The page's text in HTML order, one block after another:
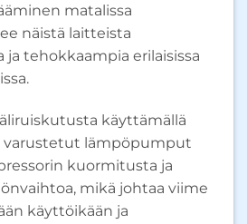
matalissa
näistä laitteista
tehokkaampia erilaisissa
käyttämällä
varustetut lämpöpumput
kuormitusta ja
mikä johtaa viime
käyttöikään ja